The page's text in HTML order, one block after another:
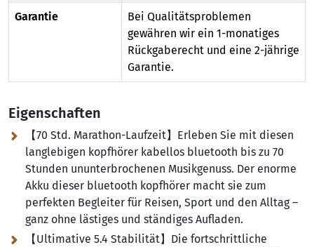
Garantie
Bei Qualitätsproblemen
gewähren wir ein 1-monatiges
Rückgaberecht und eine 2-jährige
Garantie.
Eigenschaften
【70 Std. Marathon-Laufzeit】Erleben Sie mit diesen
langlebigen kopfhörer kabellos bluetooth bis zu 70
Stunden ununterbrochenen Musikgenuss. Der enorme
Akku dieser bluetooth kopfhörer macht sie zum
perfekten Begleiter für Reisen, Sport und den Alltag –
ganz ohne lästiges und ständiges Aufladen.
【Ultimative 5.4 Stabilität】Die fortschrittliche